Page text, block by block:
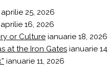
aprilie 25, 2026
aprilie 16, 2026
or Culture ianuarie 18, 2026
at the Iron Gates ianuarie
ianuarie 11, 2026